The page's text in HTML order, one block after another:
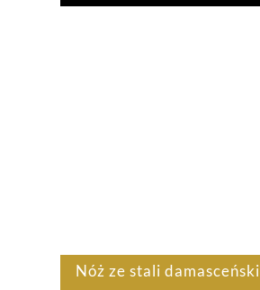
Nóż ze stali